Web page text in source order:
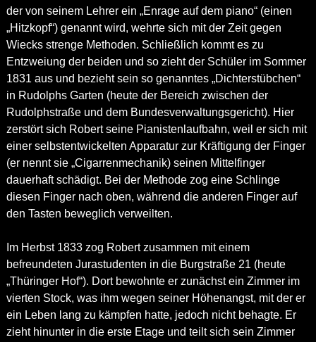
der von seinem Lehrer ein „Enrage auf dem piano“ (einen
„Hitzkopf“) genannt wird, wehrte sich mit der Zeit gegen
Wiecks strenge Methoden. Schließlich kommt es zu
Entzweiung der beiden und so zieht der Schüler im Sommer
1831 aus und bezieht sein so genanntes „Dichterstübchen“
in Rudolphs Garten (heute der Bereich zwischen der
Rudolphstraße und dem Bundesverwaltungsgericht). Hier
zerstört sich Robert seine Pianistenlaufbahn, weil er sich mit
einer selbstentwickelten Apparatur zur Kräftigung der Finger
(er nennt sie „Cigarrenmechanik) seinen Mittelfinger
dauerhaft schädigt. Bei der Methode zog eine Schlinge
diesen Finger nach oben, während die anderen Finger auf
den Tasten beweglich verweilten.
Im Herbst 1833 zog Robert zusammen mit einem
befreundeten Jurastudenten in die Burgstraße 21 (heute
„Thüringer Hof“). Dort bewohnte er zunächst ein Zimmer im
vierten Stock, was ihm wegen seiner Höhenangst, mit der er
ein Leben lang zu kämpfen hatte, jedoch nicht behagte. Er
zieht hinunter in die erste Etage und teilt sich sein Zimmer